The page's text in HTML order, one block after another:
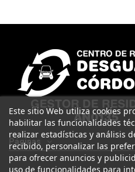
Páginas
Este sitio Web utiliza cookies
habilitar las funcionalidades
realizar estadísticas y análisis
recibido, personalizar las
para ofrecer anuncios y
uso de funcionalidades para